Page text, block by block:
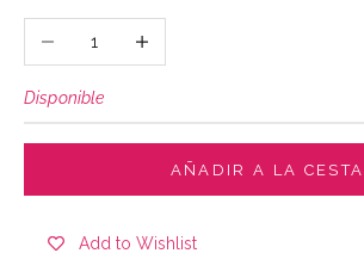
Disponible
AÑADIR A LA CESTA
Add to Wishlist